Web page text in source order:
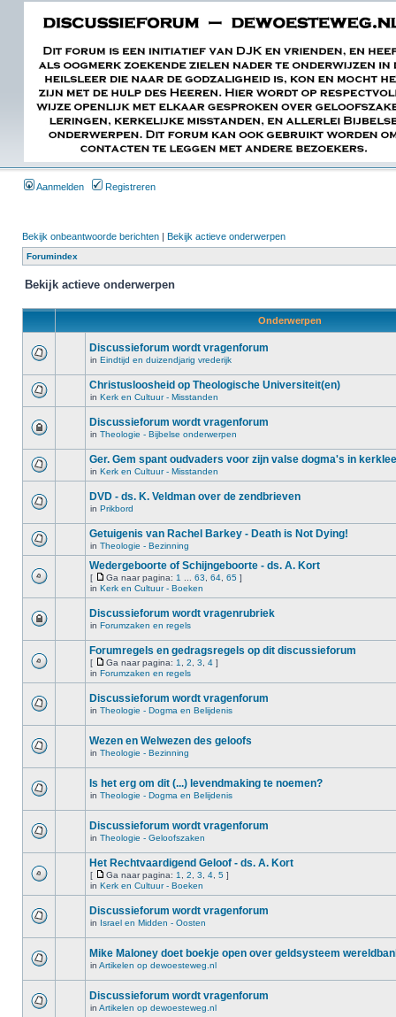
Aanmelden Registreren
Bekijk onbeantwoorde berichten | Bekijk actieve onderwerpen
Forumindex
Bekijk actieve onderwerpen
Onderwerpen
Discussieforum wordt vragenforum
in Eindtijd en duizendjarig vrederijk
Christusloosheid op Theologische Universiteit(en)
in Kerk en Cultuur - Misstanden
Discussieforum wordt vragenforum
in Theologie - Bijbelse onderwerpen
Ger. Gem spant oudvaders voor zijn valse dogma's in
in Kerk en Cultuur - Misstanden
DVD - ds. K. Veldman over de zendbrieven
in Prikbord
Getuigenis van Rachel Barkey - Death is Not Dying!
in Theologie - Bezinning
Wedergeboorte of Schijngeboorte - ds. A. Kort
[ Ga naar pagina: 1 63 64 65 ]
in Kerk en Cultuur - Boeken
Discussieforum wordt vragenrubriek
in Forumzaken en regels
Forumregels en gedragsregels op dit discussieforum
[ Ga naar pagina: 1 2 3 4 ]
in Forumzaken en regels
Discussieforum wordt vragenforum
in Theologie - Dogma en Belijdenis
Wezen en Welwezen des geloofs
in Theologie - Bezinning
Is het erg om dit (...) levendmaking te noemen?
in Theologie - Dogma en Belijdenis
Discussieforum wordt vragenforum
in Theologie - Geloofszaken
Het Rechtvaardigend Geloof - ds. A. Kort
[ Ga naar pagina: 1 2 3 4 5 ]
in Kerk en Cultuur - Boeken
Discussieforum wordt vragenforum
in Israel en Midden - Oosten
Mike Maloney doet boekje open over geldsysteem
in Artikelen op dewoesteweg.nl
Discussieforum wordt vragenforum
in Artikelen op dewoesteweg.nl